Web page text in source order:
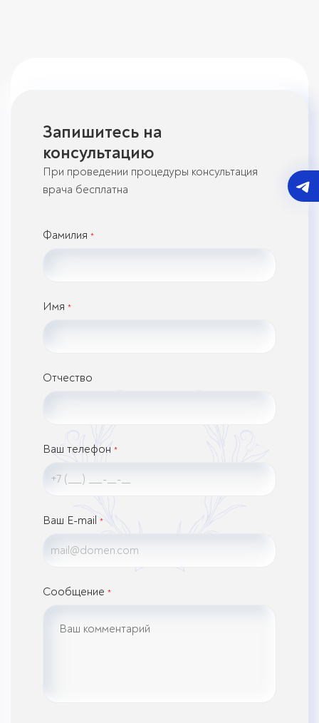
Запишитесь на
консультацию
При проведении процедуры консультация
врача бесплатна
Фамилия *
Имя *
Отчество
Ваш телефон *
Ваш E-mail *
Сообщение *